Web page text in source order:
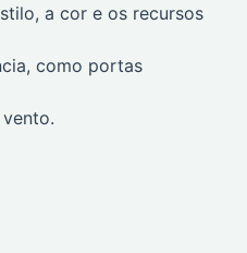
a cor e os recursos
como portas